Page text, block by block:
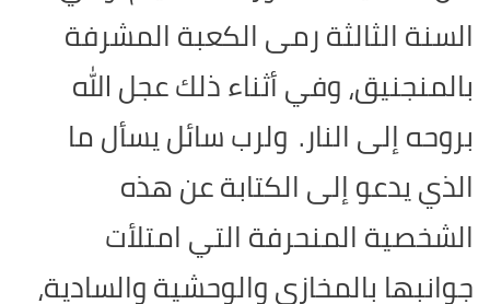
السنة الثالثة رمى الكعبة المشرفة
بالمنجنيق، وفي أثناء ذلك عجل الله
بروحه إلى النار. ولرب سائل يسأل ما
الذي يدعو إلى الكتابة عن هذه
الشخصية المنحرفة التي امتلأت
جوانبها بالمخازي والوحشية والسادية،